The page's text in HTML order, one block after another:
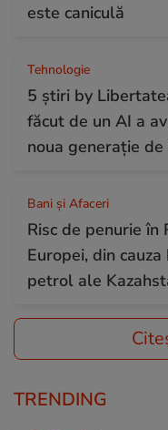
este caniculă
Tehnologie
5 știri by
făcut de un AI a
noua generație
Bani și Afaceri
Risc de penurie
Europei, din
petrol ale
TRENDING